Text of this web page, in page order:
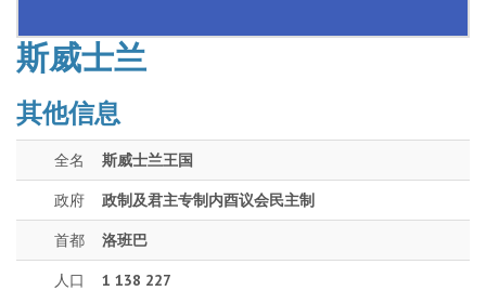
斯威士兰
其他信息
全名 斯威士兰王国
政府 政制及君主专制内酉议会民主制
首都 洛班巴
人口 1 138 227